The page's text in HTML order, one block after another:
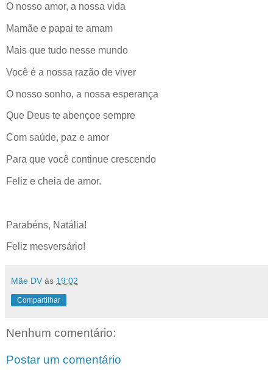
O nosso amor, a nossa vida
Mamãe e papai te amam
Mais que tudo nesse mundo
Você é a nossa razão de viver
O nosso sonho, a nossa esperança
Que Deus te abençoe sempre
Com saúde, paz e amor
Para que você continue crescendo
Feliz e cheia de amor.
Parabéns, Natália!
Feliz mesversário!
Mãe DV às 19:02
Compartilhar
Nenhum comentário:
Postar um comentário